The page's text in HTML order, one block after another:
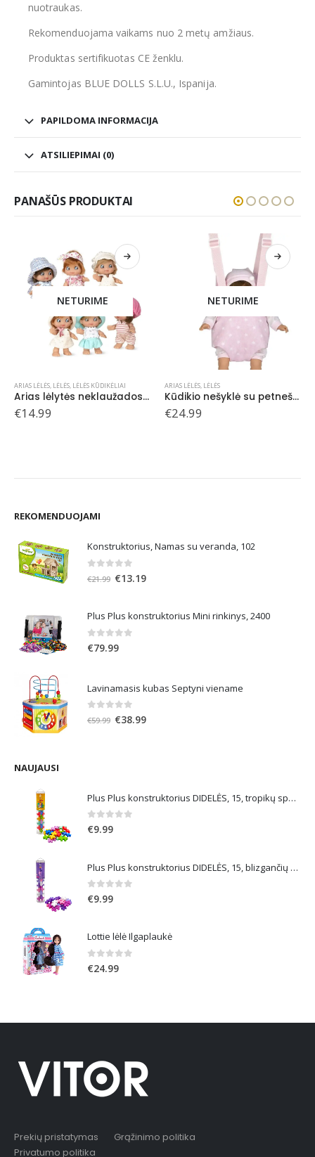
nuotraukas.
Rekomenduojama vaikams nuo 2 metų amžiaus.
Produktas sertifikuotas CE ženklu.
Gamintojas BLUE DOLLS S.L.U., Ispanija.
PAPILDOMA INFORMACIJA
ATSILIEPIMAI (0)
PANAŠŪS PRODUKTAI
NETURIME
ARIAS LĖLĖS, LĖLĖS
Kūdikio nešyklė su petnešomis, rožinė
€24.99
NETURIME
ARIAS LĖLĖS, LĖLĖS
Kūdikio nešyklė su petnešomis, pilka
€24.99
REKOMENDUOJAMI
Konstruktorius, Namas su veranda, 102
out of 5
€21.99 Original
€21.99.
€13.19Current
€13.19.
Plus Plus konstruktorius Mini rinkinys, 2400
0out of 5
€79.99
Lavinamasis kubas Septyni viename
out of 5
€59.99 Original
€38.99Current
NAUJAUSI
Plus Plus konstruktorius DIDELĖS, 15, tropikų spalvos
0out of 5
€9.99
Plus Plus konstruktorius DIDELĖS, 15, blizgančių spalvų
0out of 5
€9.99
Lottie lėlė Ilgaplaukė
0out of 5
€24.99
Prekių pristatymas
Grąžinimo politika
Privatumo politika